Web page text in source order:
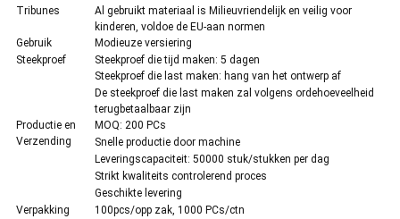
Tribunes
Al gebruikt materiaal is Milieuvriendelijk en veilig voor
kinderen, voldoe de EU-aan normen
Gebruik
Modieuze versiering
Steekproef
Steekproef die tijd maken: 5 dagen
Steekproef die last maken: hang van het ontwerp af
De steekproef die last maken zal volgens ordehoeveelheid
terugbetaalbaar zijn
Productie en
Verzending
MOQ: 200 PCs
Snelle productie door machine
Leveringscapaciteit: 50000 stuk/stukken per dag
Strikt kwaliteits controlerend proces
Geschikte levering
Verpakking
100pcs/opp zak, 1000 PCs/ctn